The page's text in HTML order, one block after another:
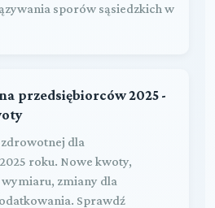
sporów sąsiedzkich w
przedsiębiorców 2025 -
zdrowotnej dla
roku. Nowe kwoty,
zmiany dla
Sprawdź